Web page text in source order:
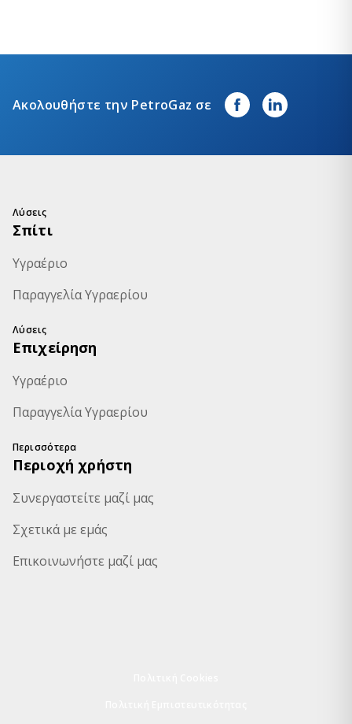
Ακολουθήστε την PetroGaz σε
Λύσεις
Σπίτι
Υγραέριο
Παραγγελία Υγραερίου
Λύσεις
Επιχείρηση
Υγραέριο
Παραγγελία Υγραερίου
Περισσότερα
Περιοχή χρήστη
Συνεργαστείτε μαζί μας
Σχετικά με εμάς
Επικοινωνήστε μαζί μας